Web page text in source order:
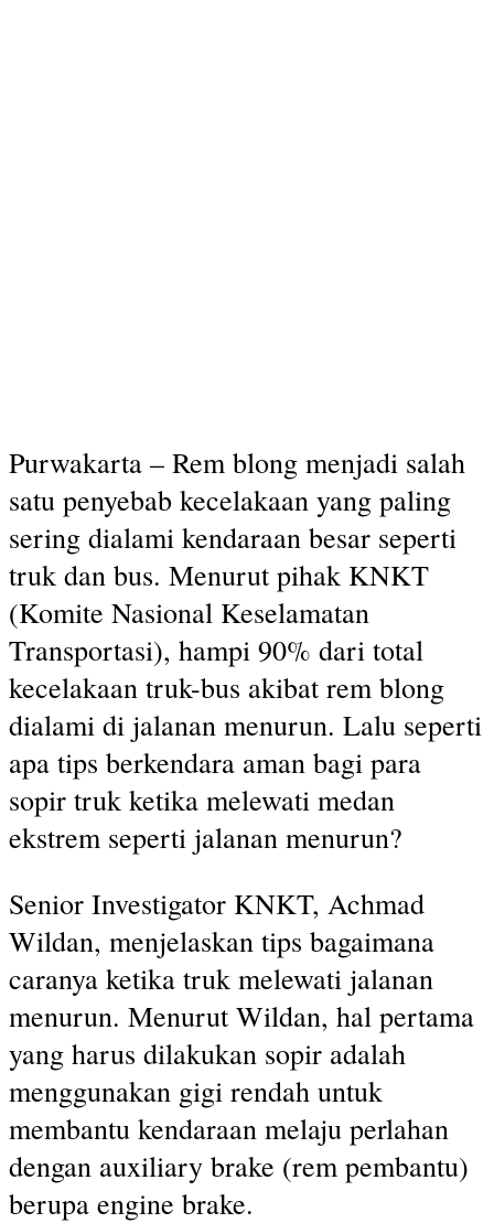
Purwakarta – Rem blong menjadi salah
satu penyebab kecelakaan yang paling
sering dialami kendaraan besar seperti
truk dan bus. Menurut pihak KNKT
(Komite Nasional Keselamatan
Transportasi), hampi 90% dari total
kecelakaan truk-bus akibat rem blong
dialami di jalanan menurun. Lalu seperti
apa tips berkendara aman bagi para
sopir truk ketika melewati medan
ekstrem seperti jalanan menurun?
Senior Investigator KNKT, Achmad
Wildan, menjelaskan tips bagaimana
caranya ketika truk melewati jalanan
menurun. Menurut Wildan, hal pertama
yang harus dilakukan sopir adalah
menggunakan gigi rendah untuk
membantu kendaraan melaju perlahan
dengan auxiliary brake (rem pembantu)
berupa engine brake.